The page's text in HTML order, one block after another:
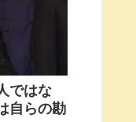
ではな
自らの勘